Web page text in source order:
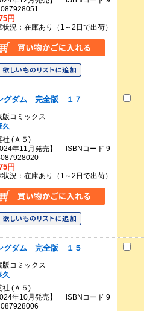
円
状況：在庫あり（1～2日で出荷）
グダム 完全版 １７
版コミックス
久
社 (Ａ５)
年11月発売】 ISBNコード 9
円
状況：在庫あり（1～2日で出荷）
グダム 完全版 １５
版コミックス
久
社 (Ａ５)
年10月発売】 ISBNコード 9